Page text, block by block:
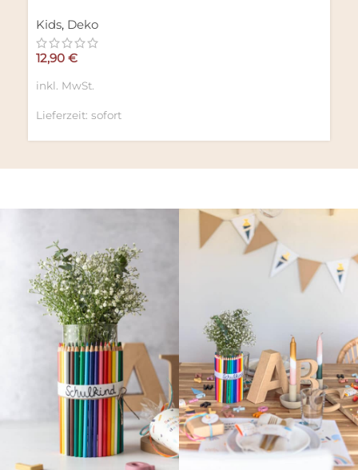
Kids, Deko
12,90 €
inkl. MwSt.
Lieferzeit: sofort